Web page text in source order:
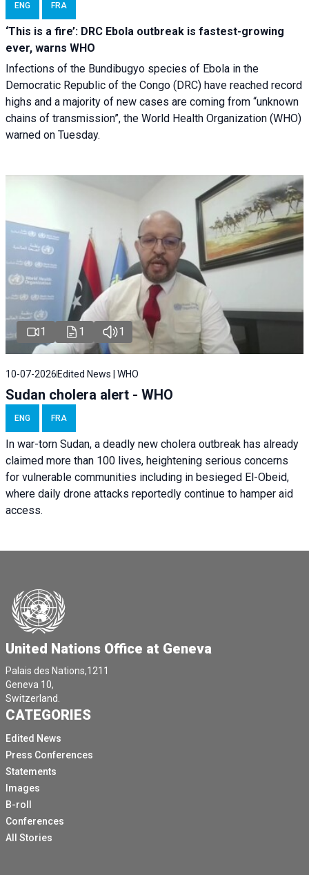
ENG FRA
‘This is a fire’: DRC Ebola outbreak is fastest-growing
ever, warns WHO
Infections of the Bundibugyo species of Ebola in the
Democratic Republic of the Congo (DRC) have reached record
highs and a majority of new cases are coming from “unknown
chains of transmission”, the World Health Organization (WHO)
warned on Tuesday.
1 1 1
10-07-2026 Edited News | WHO
Sudan cholera alert - WHO
ENG FRA
In war-torn Sudan, a deadly new cholera outbreak has already
claimed more than 100 lives, heightening serious concerns
for vulnerable communities including in besieged El-Obeid,
where daily drone attacks reportedly continue to hamper aid
access.
United Nations Office at Geneva
Palais des Nations,1211
Geneva 10,
Switzerland.
CATEGORIES
Edited News
Press Conferences
Statements
Images
B-roll
Conferences
All Stories